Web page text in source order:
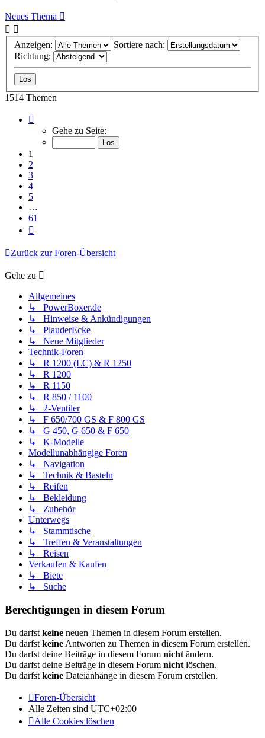
Neues Thema
Anzeigen:
Sortiere nach:
Richtung:
1514 Themen
von
Gehe zu Seite:
1
2
3
4
5
…
61
Zurück zur Foren-Übersicht
Gehe zu
Allgemeines
↳ PowerBoxer.de
↳ Hinweise & Ankündigungen
↳ PlauderEcke
↳ Neue Mitglieder
Technik-Foren
↳ R 1200 (LC) & R 1250
↳ R 1200
↳ R 1150
↳ R 850 / 1100
↳ 2-Ventiler
↳ F 650/700 GS & F 800 GS
↳ G 450, G 650 & F 650
↳ K-Modelle
Modellunabhängige Foren
↳ Navigation
↳ Technik & Basteln
↳ Reifen
↳ Bekleidung
↳ Zubehör
Unterwegs
↳ Stammtische
↳ Treffen & Veranstaltungen
↳ Reisen
Verkaufen & Kaufen
↳ Biete
↳ Suche
Berechtigungen in diesem Forum
Du darfst keine neuen Themen in diesem Forum erstellen.
Du darfst keine Antworten zu Themen in diesem Forum erstellen.
Du darfst deine Beiträge in diesem Forum nicht ändern.
Du darfst deine Beiträge in diesem Forum nicht löschen.
Du darfst keine Dateianhänge in diesem Forum erstellen.
Foren-Übersicht
Alle Zeiten sind UTC+02:00
Alle Cookies löschen